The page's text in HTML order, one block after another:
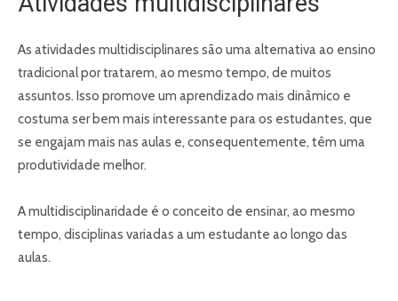
As atividades multidisciplinares são uma alternativa ao ensino
tradicional por tratarem, ao mesmo tempo, de muitos
assuntos. Isso promove um aprendizado mais dinâmico e
costuma ser bem mais interessante para os estudantes, que
se engajam mais nas aulas e, consequentemente, têm uma
produtividade melhor.
A multidisciplinaridade é o conceito de ensinar, ao mesmo
tempo, disciplinas variadas a um estudante ao longo das
aulas.